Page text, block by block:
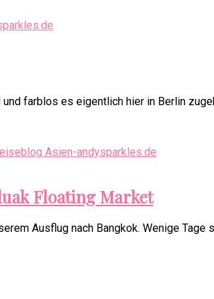
farblos es eigentlich hier in Berlin
Floating Market
Ausflug nach Bangkok. Wenige